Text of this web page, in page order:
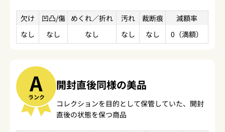
欠け
なし
凹凸/傷
なし
めくれ／折れ
なし
汚れ
なし
裁断痕
なし
減額率
0（満額）
A
ランク
開封直後同様の美品
コレクションを目的として保管していた、開封
直後の状態を保つ商品